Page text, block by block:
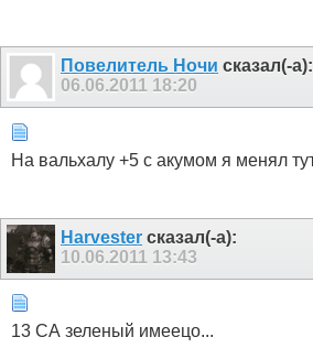
Пoвелитель Ночи сказал(-а):
06.06.2011 18:20
На вальхалу +5 с акумом я менял
Harvester сказал(-а):
10.06.2011 13:43
13 СА зеленый имеецо...